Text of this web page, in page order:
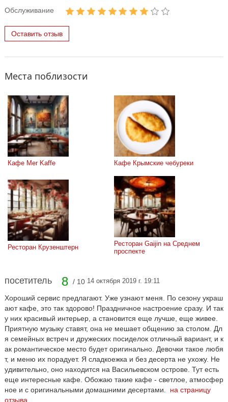
Обслуживание
Оставить отзыв
Места поблизости
Кафе Mer Kaffe Кафе Крымские чебуреки
Ресторан Крузенштерн
Ресторан Gaijin на Среднем
проспекте
посетитель 8 / 10 14 октября 2019 г. 19:11
Хороший сервис предлагают. Уже узнают меня. По сезону украш
ают кафе, это так здорово! Праздничное настроение сразу. И так
у них красивый интерьер, а становится еще лучше, еще живее.
Приятную музыку ставят, она не мешает общению за столом. Дл
я семейных встреч и дружеских посиделок отличный вариант, и к
ак романтическое место будет оригинально. Девочки такое любя
т, и меню их порадует. Я сладкоежка и без десерта не ухожу. Не
удивительно, оно находится на Васильевском острове. Тут есть
еще интересные кафе. Обожаю такие кафе - светлое, атмосфер
ное и с оригинальными домашними десертами. на страницу
отзыва